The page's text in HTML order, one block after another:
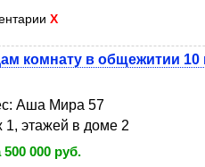
X
комнату в общежитии 10
Аша Мира 57
1, этажей в доме 2
500 000 руб.